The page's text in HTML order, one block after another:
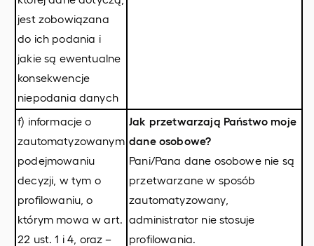
jest zobowiązana
do ich podania i
jakie są ewentualne
konsekwencje
niepodania danych
f) informacje o
zautomatyzowanym
podejmowaniu
decyzji, w tym o
profilowaniu, o
którym mowa w art.
22 ust. 1 i 4, oraz –
Jak przetwarzają Państwo moje
dane osobowe?
Pani/Pana dane osobowe nie są
przetwarzane w sposób
zautomatyzowany,
administrator nie stosuje
profilowania.